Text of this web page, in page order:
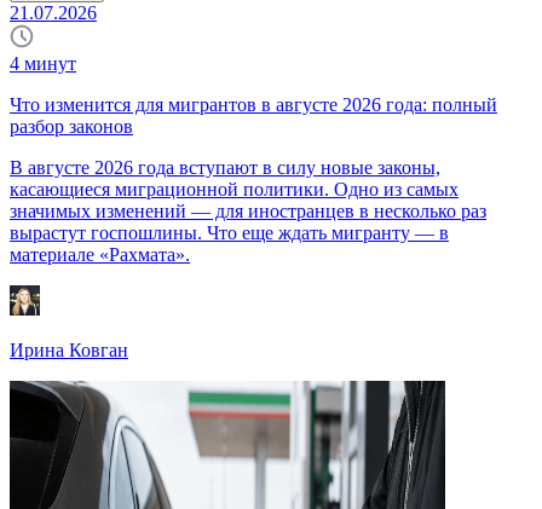
21.07.2026
4 минут
Что изменится для мигрантов в августе 2026 года: полный
разбор законов
В августе 2026 года вступают в силу новые законы,
касающиеся миграционной политики. Одно из самых
значимых изменений — для иностранцев в несколько раз
вырастут госпошлины. Что еще ждать мигранту — в
материале «Рахмата».
Ирина Ковган